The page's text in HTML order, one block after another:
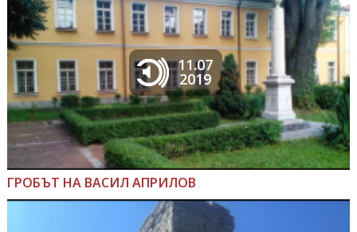
11.07
2019
ГРОБЪТ НА ВАСИЛ АПРИЛОВ